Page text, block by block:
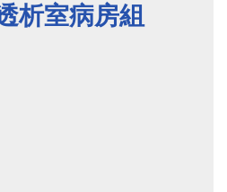
析室病房組